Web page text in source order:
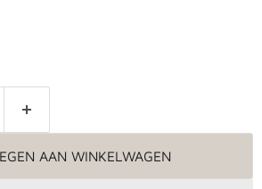
AAN WINKELWAGEN